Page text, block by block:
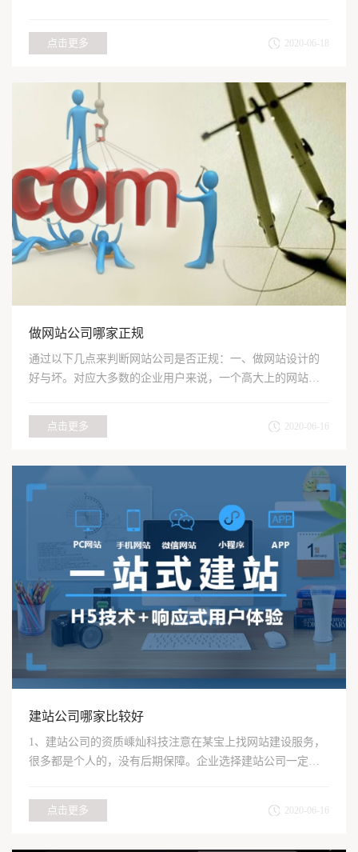
点击更多 2020-06-18
做网站公司哪家正规
通过以下几点来判断网站公司是否正规：一、做网站设计的
好与坏。对应大多数的企业用户来说，一个高大上的网站几
点击更多 2020-06-16
建站公司哪家比较好
1、建站公司的资质嵊灿科技注意在某宝上找网站建设服务，
很多都是个人的，没有后期保障。企业选择建站公司一定要
点击更多 2020-06-16